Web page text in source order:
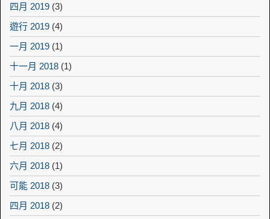
四月 2019 (3)
遊行 2019 (4)
一月 2019 (1)
十一月 2018 (1)
十月 2018 (3)
九月 2018 (4)
八月 2018 (4)
七月 2018 (2)
六月 2018 (1)
可能 2018 (3)
四月 2018 (2)